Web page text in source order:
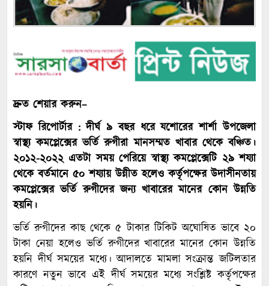
দ্রুত শেয়ার করুন–
স্টাফ রিপোর্টার : দীর্ঘ ৯ বছর ধরে যশোরের শার্শা উপজেলা
স্বাস্থ্য কমপ্লেক্সের ভর্তি রুগীরা মানসম্মত খাবার থেকে বঞ্চিত।
২০১২-২০২২ এতটা সময় পেরিয়ে স্বাস্থ্য কমপ্লেক্সেটি ২৯ শয্যা
থেকে বর্তমানে ৫০ শয্যায় উন্নীত হলেও কর্তৃপক্ষের উদাসীনতায়
কমপ্লেক্সের ভর্তি রুগীদের জন্য খাবারের মানের কোন উন্নতি
হয়নি।
ভর্তি রুগীদের কাছ থেকে ৫ টাকার টিকিট অঘোষিত ভাবে ২০
টাকা নেয়া হলেও ভর্তি রুগীদের খাবারের মানের কোন উন্নতি
হয়নি দীর্ঘ সময়ের মধ্যে। আদালতে মামলা সংক্রান্ত জটিলতার
কারণে নতুন ভাবে এই দীর্ঘ সময়ের মধ্যে সংশ্লিষ্ট কর্তৃপক্ষের